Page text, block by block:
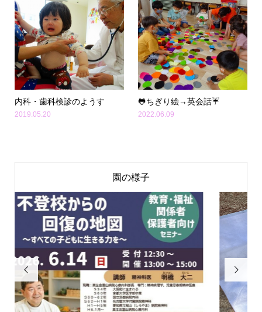
内科・歯科検診のようす
2019.05.20
🐸ちぎり絵→英会話☔
2022.06.09
園の様子
 